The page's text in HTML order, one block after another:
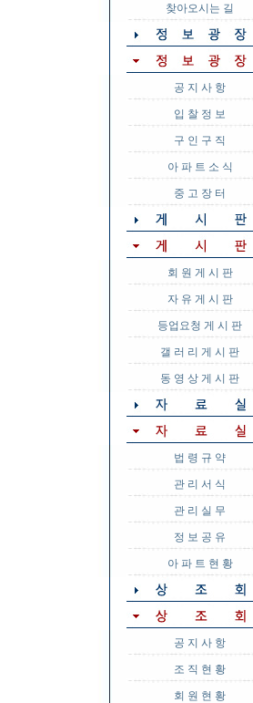
찾아오시는 길
공 지 사 항
입 찰 정 보
구 인 구 직
아 파 트 소 식
중 고 장 터
회 원 게 시 판
자 유 게 시 판
등업요청 게 시 판
갤 러 리 게 시 판
동 영 상 게 시 판
법 령 규 약
관 리 서 식
관 리 실 무
정 보 공 유
아 파 트 현 황
공 지 사 항
조 직 현 황
회 원 현 황